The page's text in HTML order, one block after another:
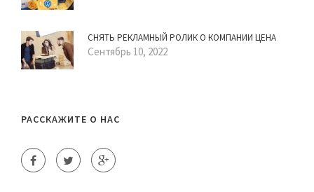
СНЯТЬ РЕКЛАМНЫЙ РОЛИК О КОМПАНИИ ЦЕНА
Сентябрь 10, 2022
РАССКАЖИТЕ О НАС